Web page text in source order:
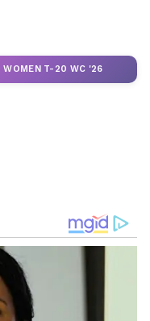
WOMEN T-20 WC '26